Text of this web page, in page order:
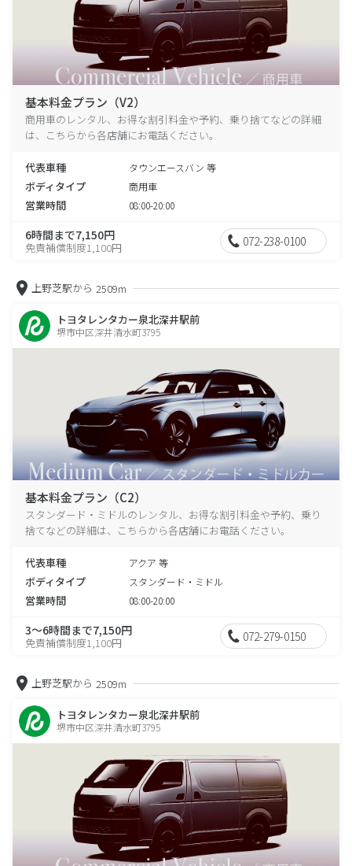
基本料金プラン（V2）
商用車のレンタル、お得な割引料金や予約、乗り捨てなどの詳細
は、こちらから各店舗にお電話ください。
代表車種 タウンエースバン 等
ボディタイプ 商用車
営業時間 08:00-20:00
6時間まで7,150円
免責補償制度1,100円 072-238-0100
上野芝駅から 2509m
トヨタレンタカー泉北深井駅前
堺市中区深井清水町3795
基本料金プラン（C2）
スタンダード・ミドルのレンタル、お得な割引料金や予約、乗り
捨てなどの詳細は、こちらから各店舗にお電話ください。
代表車種 アクア 等
ボディタイプ スタンダード・ミドル
営業時間 08:00-20:00
3～6時間まで7,150円
免責補償制度1,100円 072-279-0150
上野芝駅から 2509m
トヨタレンタカー泉北深井駅前
堺市中区深井清水町3795